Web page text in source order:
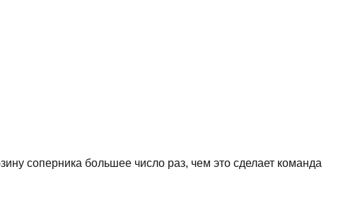
соперника большее число раз, чем это сделает команда